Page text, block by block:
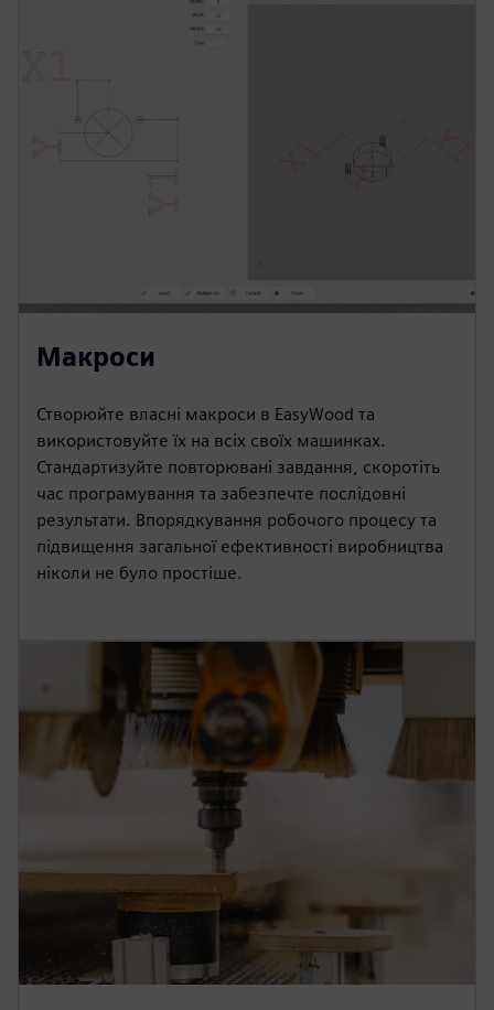
Макроси
Створюйте власні макроси в EasyWood та
використовуйте їх на всіх своїх машинках.
Стандартизуйте повторювані завдання, скоротіть
час програмування та забезпечте послідовні
результати. Впорядкування робочого процесу та
підвищення загальної ефективності виробництва
ніколи не було простіше.